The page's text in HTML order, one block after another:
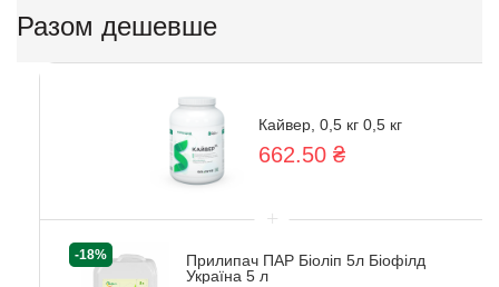
Разом дешевше
Кайвер, 0,5 кг 0,5 кг
662.50 ₴
+
-18%
Прилипач ПАР Біоліп 5л Біофілд
Україна 5 л